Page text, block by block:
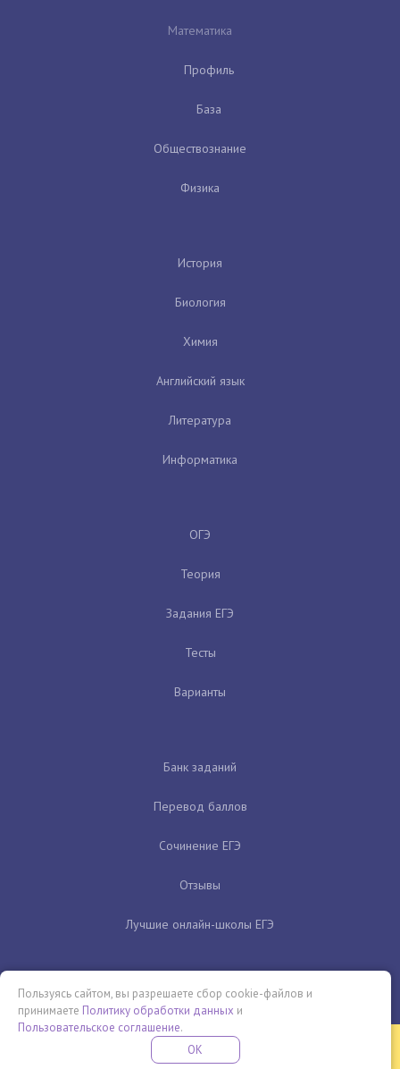
Математика
Профиль
База
Обществознание
Физика
История
Биология
Химия
Английский язык
Литература
Информатика
ОГЭ
Теория
Задания ЕГЭ
Тесты
Варианты
Банк заданий
Перевод баллов
Сочинение ЕГЭ
Отзывы
Лучшие онлайн-школы ЕГЭ
Бесплатная летняя школа
ПРОВЕДИ ЭТО ЛЕТО С ПОЛЬЗОЙ
Пользуясь сайтом, вы разрешаете сбор cookie-файлов и
принимаете Политику обработки данных и
Пользовательское соглашение.
OK